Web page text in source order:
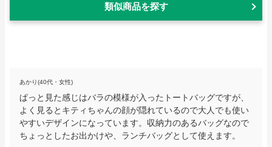
類似商品を探す
あかり(40代・女性)
ぱっと見た感じはバラの模様が入ったトートバッグですが、
よく見るとキティちゃんの顔が隠れているので大人でも使い
やすいデザインになっています。収納力のあるバッグなので
ちょっとしたお出かけや、ランチバッグとして使えます。